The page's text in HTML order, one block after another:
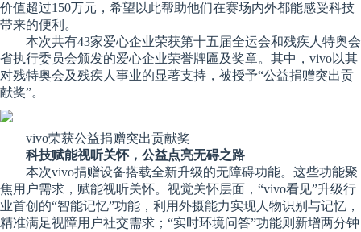
价值超过150万元，希望以此帮助他们在赛场内外都能感受科技
带来的便利。
本次共有43家爱心企业荣获第十五届全运会和残疾人特奥会
省执行委员会颁发的爱心企业荣誉牌匾及奖章。其中，vivo以其
对残特奥会及残疾人事业的显著支持，被授予“公益捐赠突出贡
献奖”。
vivo荣获公益捐赠突出贡献奖
科技赋能视听关怀，公益点亮无碍之路
本次vivo捐赠设备搭载全新升级的无障碍功能。这些功能聚
焦用户需求，赋能视听关怀。视觉关怀层面，“vivo看见”升级行
业首创的“智能记忆”功能，利用外摄能力实现人物识别与记忆，
精准满足视障用户社交需求；“实时环境问答”功能则新增两分钟